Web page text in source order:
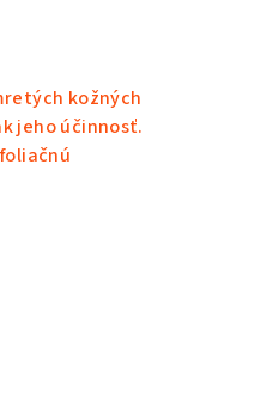
kožných
jeho účinnosť.